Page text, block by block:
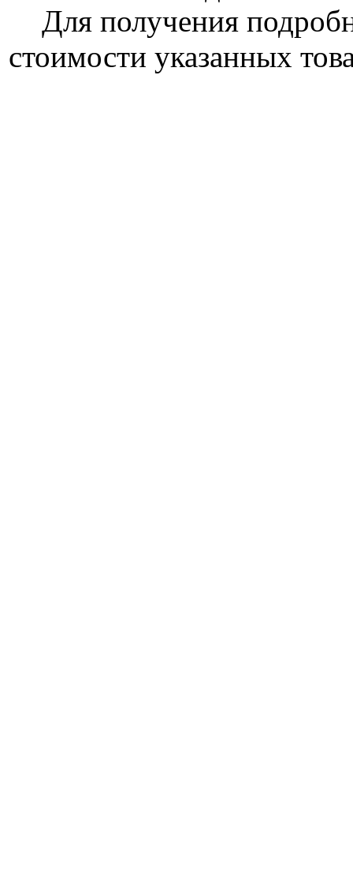
Для получения
стоимости указанных